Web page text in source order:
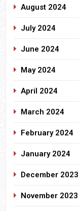
August 2024
July 2024
June 2024
May 2024
April 2024
March 2024
February 2024
January 2024
December 2023
November 2023